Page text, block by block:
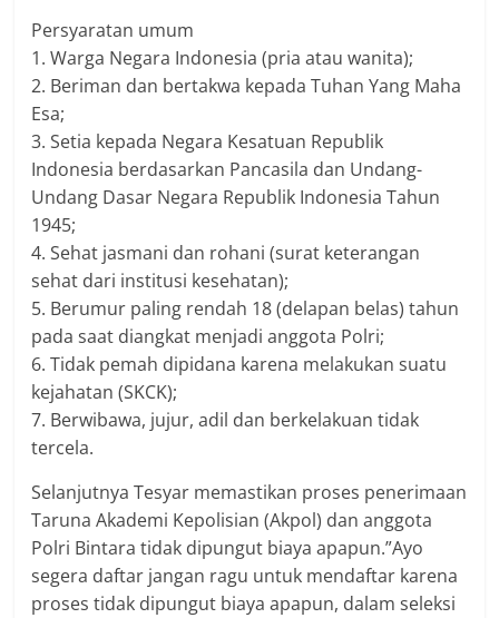
Persyaratan umum
1. Warga Negara Indonesia (pria atau wanita);
2. Beriman dan bertakwa kepada Tuhan Yang Maha
Esa;
3. Setia kepada Negara Kesatuan Republik
Indonesia berdasarkan Pancasila dan Undang-
Undang Dasar Negara Republik Indonesia Tahun
1945;
4. Sehat jasmani dan rohani (surat keterangan
sehat dari institusi kesehatan);
5. Berumur paling rendah 18 (delapan belas) tahun
pada saat diangkat menjadi anggota Polri;
6. Tidak pemah dipidana karena melakukan suatu
kejahatan (SKCK);
7. Berwibawa, jujur, adil dan berkelakuan tidak
tercela.
Selanjutnya Tesyar memastikan proses penerimaan
Taruna Akademi Kepolisian (Akpol) dan anggota
Polri Bintara tidak dipungut biaya apapun.”Ayo
segera daftar jangan ragu untuk mendaftar karena
proses tidak dipungut biaya apapun, dalam seleksi